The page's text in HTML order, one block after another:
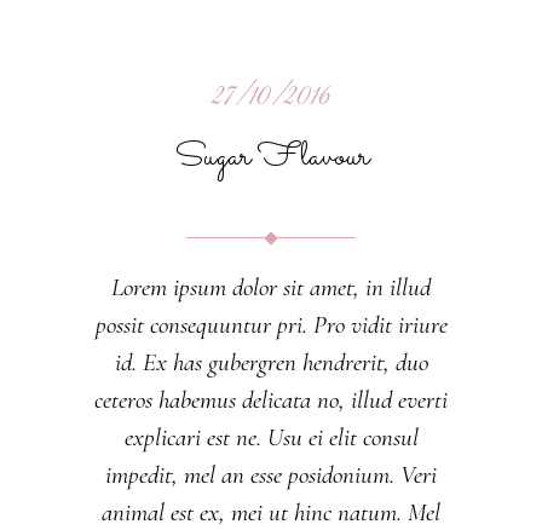
27/10/2016
Sugar Flavour
Lorem ipsum dolor sit amet, in illud
possit consequuntur pri. Pro vidit iriure
id. Ex has gubergren hendrerit, duo
ceteros habemus delicata no, illud everti
explicari est ne. Usu ei elit consul
impedit, mel an esse posidonium. Veri
animal est ex, mei ut hinc natum. Mel